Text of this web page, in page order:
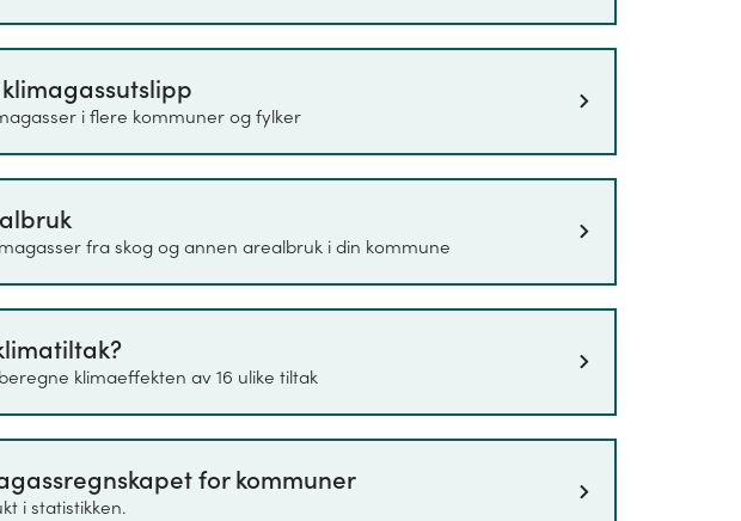
(HFK) og Svovelheksafluorid (SF6). Utslippstallene vises med
Dette er en måleenhet som brukes for å kunne
ulike klimagasser har på atmosfæren og for
utdypes dette ytterligere.
og datakilder brukes for alle årene som omfattes av statistikken.
er beregnet utslipp for er 2009. Årsaken til dette er at det enten
bruker datakilder som i størst mulig grad viser utviklingen på
og også totalsummen av klimagassutslipp, kan derfor
utslippsregnskapet. Metoden for beregninger følger
i det nasjonale utslippsregnskapet.
i flere kommuner og fylker
fra skog og annen arealbruk i din kommune
klimaeffekten av 16 ulike tiltak
for kommuner
i statistikken.